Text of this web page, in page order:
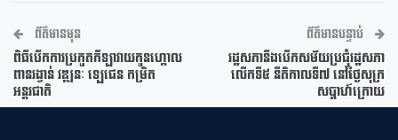
ព័ត៌មានមុន
ពិធីបើកការប្រកួតកីឡាវាយកូនហ្គោល
ពានរង្វាន់ វឌ្ឍនៈ ឡេជេន កម្រិត
អន្តរជាតិ
ព័ត៌មានបន្ទាប់
រដ្ឋសភានឹងបើកសម័យប្រជុំរដ្ឋសភា
លើកទី៥ នីតិកាលទី៧ នៅថ្ងៃសុក្រ
សប្តាហ៍ក្រោយ